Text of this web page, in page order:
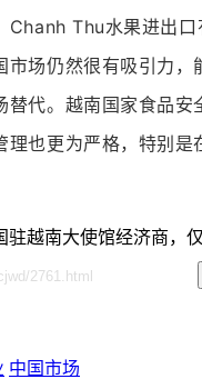
Chanh Thu水果进出
市场仍然很有吸引力
替代。越南国家食品
理也更为严格，特别
驻越南大使馆经济商，
中国市场